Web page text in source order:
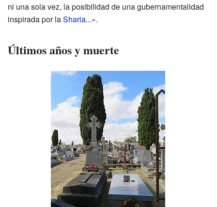
ni una sola vez, la posibilidad de una gubernamentalidad
inspirada por laSharia...».
Últimos años y muerte